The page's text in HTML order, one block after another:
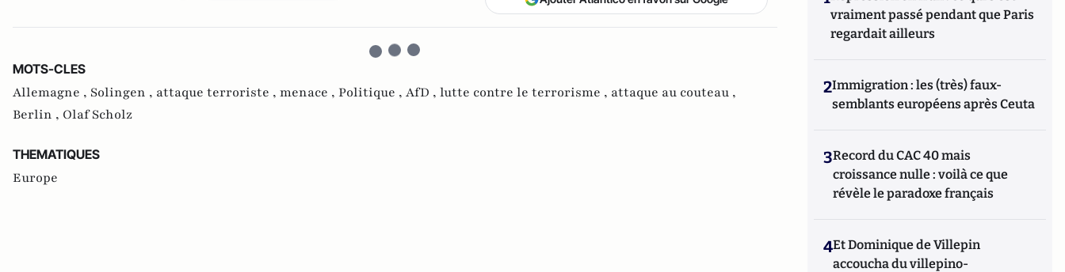
MOTS-CLES
Allemagne , Solingen , attaque terroriste , menace , Politique , AfD , lutte contre le terrorisme , attaque au couteau ,
Berlin , Olaf Scholz
THEMATIQUES
Europe
aujourd’hui consultant d’iTélé et RTL. Il est
l’auteur, notamment, de
Pandore, 2015),deDaech, la Main du
Diable(Archipel, 2016) et, avec Genovefa Etienne, des
en Guerre (Lombard, 2017 et 2018).Il réside à Bruxelles.
vraiment passé pendant que Paris
regardait ailleurs
2Immigration : les (très) faux-
semblants européens après Ceuta
3Record du CAC 40 mais
croissance nulle : voilà ce que
révèle le paradoxe français
4Et Dominique de Villepin
accoucha du villepino-